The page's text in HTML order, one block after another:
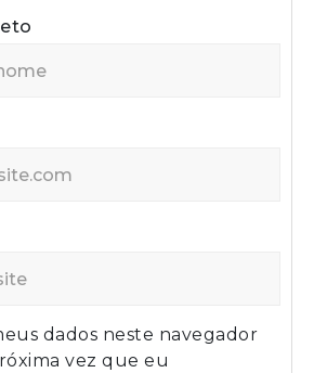
dados neste navegador
vez que eu